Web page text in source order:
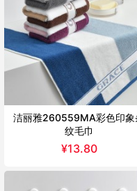
洁丽雅260559MA彩色印象
纹毛巾
¥13.80